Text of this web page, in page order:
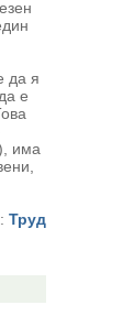
да я
е
има
Труд